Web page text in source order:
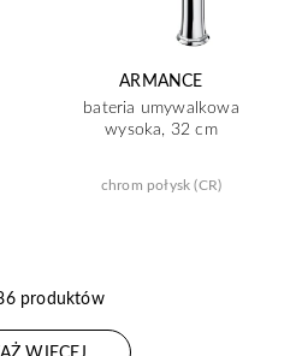
ARMANCE
bateria umywalkowa
wysoka, 32 cm
chrom połysk (CR)
produktów